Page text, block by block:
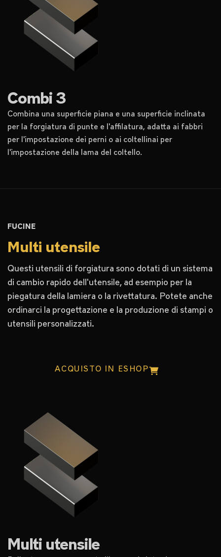
Combi 3
Combina una superficie piana e una superficie inclinata
per la forgiatura di punte e l'affilatura, adatta ai fabbri
per l'impostazione dei perni o ai coltellinai per
l'impostazione della lama del coltello.
FUCINE
Multi utensile
Questi utensili di forgiatura sono dotati di un sistema
di cambio rapido dell'utensile, ad esempio per la
piegatura della lamiera o la rivettatura. Potete anche
ordinarci la progettazione e la produzione di stampi o
utensili personalizzati.
ACQUISTO IN ESHOP
Multi utensile